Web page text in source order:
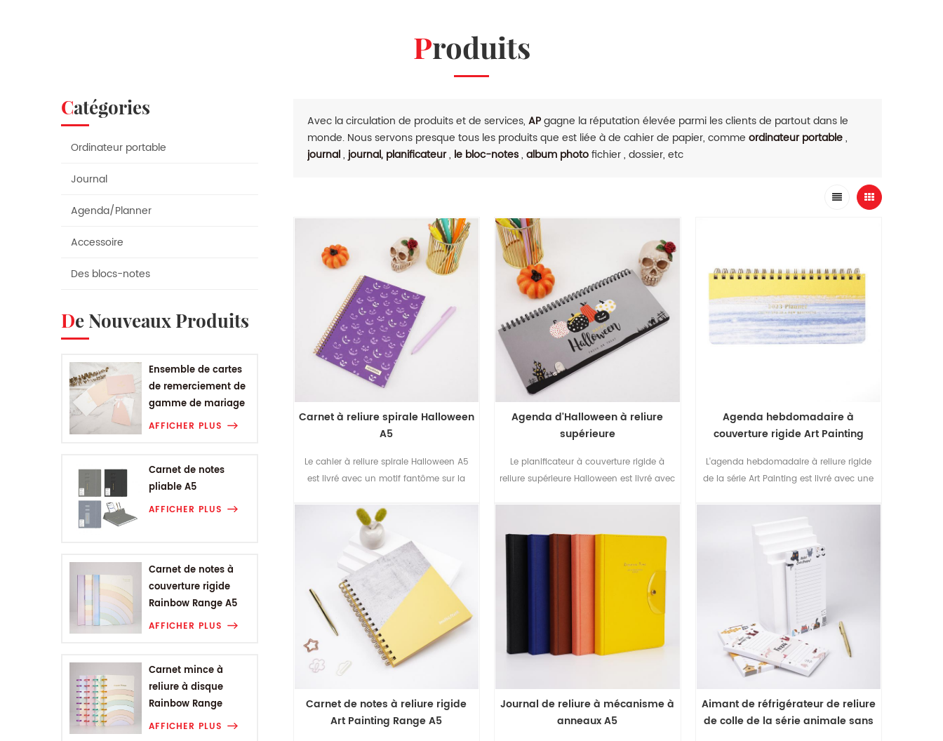
Produits
Catégories
Ordinateur portable
Journal
Agenda/Planner
Accessoire
Des blocs-notes
De Nouveaux Produits
Ensemble de cartes
de remerciement de
gamme de mariage
AFFICHER PLUS
Carnet de notes
pliable A5
AFFICHER PLUS
Carnet de notes à
couverture rigide
Rainbow Range A5
AFFICHER PLUS
Carnet mince à
reliure à disque
Rainbow Range
AFFICHER PLUS
Avec la circulation de produits et de services, APgagne la réputation élevée parmi les clients de partout dans le
monde. Nous servons presque tous les produits que est liée à de cahier de papier, comme ordinateur portable,
journal, journal, planificateur, le bloc-notes, album photofichier , dossier, etc
Carnet à reliure spirale Halloween
A5
Le cahier à reliure spirale Halloween A5
est livré avec un motif fantôme sur la
Agenda d'Halloween à reliure
supérieure
Le planificateur à couverture rigide à
reliure supérieure Halloween est livré avec
Agenda hebdomadaire à
couverture rigide Art Painting
L'agenda hebdomadaire à reliure rigide
de la série Art Painting est livré avec une
Carnet de notes à reliure rigide
Art Painting Range A5
Journal de reliure à mécanisme à
anneaux A5
Aimant de réfrigérateur de reliure
de colle de la série animale sans